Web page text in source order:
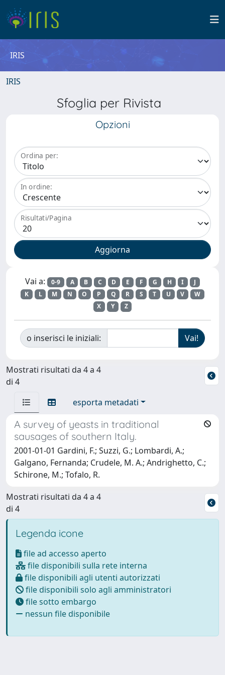
IRIS
IRIS
Sfoglia per Rivista
Opzioni
Ordina per:
In ordine:
Risultati/Pagina
Vai a: 0-9 A B C D E F G H I
J
K
L M N O P Q R S T U V
W
X
Y Z
o inserisci le iniziali:
Mostrati risultati da 4 a 4
di 4
esporta metadati
A survey of yeasts in traditional
sausages of southern Italy.
2001-01-01 Gardini, F.; Suzzi, G.; Lombardi, A.;
Galgano, Fernanda; Crudele, M. A.; Andrighetto, C.;
Schirone, M.; Tofalo, R.
Mostrati risultati da 4 a 4
di 4
Legenda icone
file ad accesso aperto
file disponibili sulla rete interna
file disponibili agli utenti autorizzati
file disponibili solo agli amministratori
file sotto embargo
nessun file disponibile